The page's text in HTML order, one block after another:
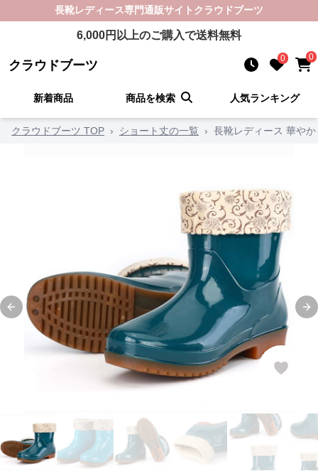
長靴レディース専門通販サイト クラウドブーツ
6,000円以上のご購入で送料無料
クラウドブーツ 0 0
新着商品 商品を検索 人気ランキング
クラウドブーツ TOP › ショート丈の一覧 › 長靴レディース 華や
Previous slide